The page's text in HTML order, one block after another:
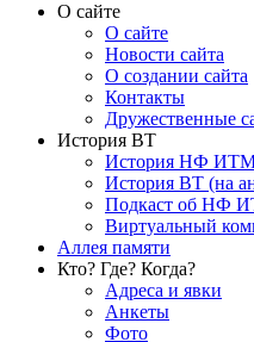
О сайте
О сайте
Новости сайта
О создании сайта
Контакты
Дружественные
История ВТ
История НФ
История ВТ (на
Подкаст об НФ
Виртуальный
Аллея памяти
Кто? Где? Когда?
Адреса и явки
Анкеты
Фото